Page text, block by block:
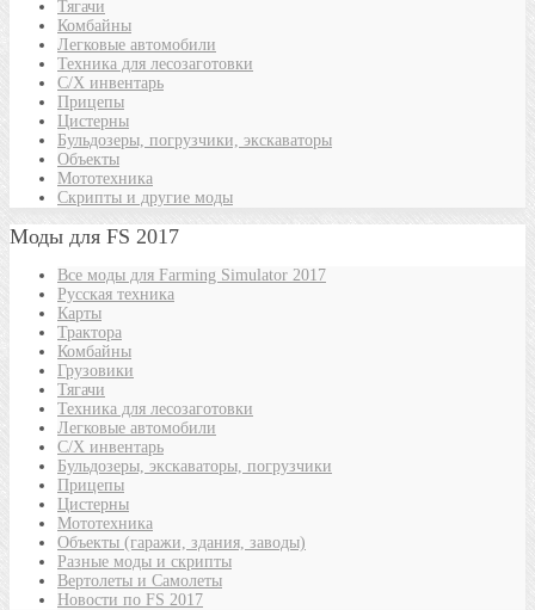
Тягачи
Комбайны
Легковые автомобили
Техника для лесозаготовки
С/Х инвентарь
Прицепы
Цистерны
Бульдозеры, погрузчики, экскаваторы
Объекты
Мототехника
Скрипты и другие моды
Моды для FS 2017
Все моды для Farming Simulator 2017
Русская техника
Карты
Трактора
Комбайны
Грузовики
Тягачи
Техника для лесозаготовки
Легковые автомобили
С/Х инвентарь
Бульдозеры, экскаваторы, погрузчики
Прицепы
Цистерны
Мототехника
Объекты (гаражи, здания, заводы)
Разные моды и скрипты
Вертолеты и Самолеты
Новости по FS 2017